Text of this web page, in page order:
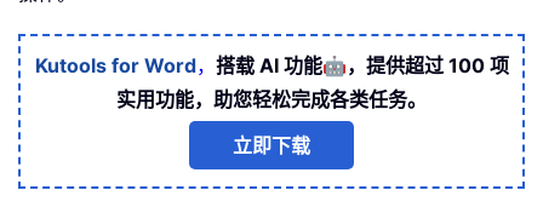
Kutools for Word， 搭载 AI 功能🤖，提供超过 100 项
实用功能，助您轻松完成各类任务。
立即下载